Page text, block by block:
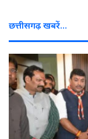
छत्तीसगढ़ खबरें…